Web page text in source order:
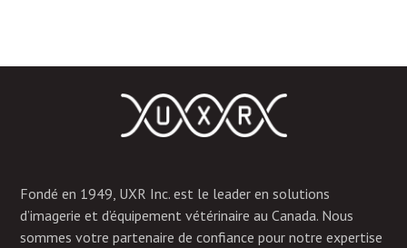
Fondé en 1949, UXR Inc. est le leader en solutions
d’imagerie et d’équipement vétérinaire au Canada. Nous
sommes votre partenaire de confiance pour notre expertise